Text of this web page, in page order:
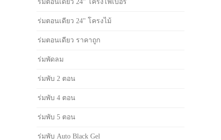
ร่มตอนเดียว 24" โครงไฟเบอร์
ร่มตอนเดียว 24" โครงไม้
ร่มตอนเดียว ราคาถูก
ร่มพัดลม
ร่มพับ 2 ตอน
ร่มพับ 4 ตอน
ร่มพับ 5 ตอน
ร่มพับ Auto Black Gel